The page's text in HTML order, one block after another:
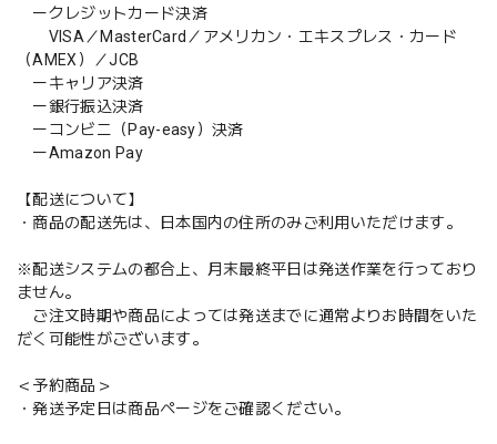
ークレジットカード決済
VISA／MasterCard／アメリカン・エキスプレス・カード
（AMEX）／JCB
ーキャリア決済
ー銀行振込決済
ーコンビニ（Pay-easy）決済
ーAmazon Pay
【配送について】
・商品の配送先は、日本国内の住所のみご利用いただけます。
※配送システムの都合上、月末最終平日は発送作業を行っており
ません。
ご注文時期や商品によっては発送までに通常よりお時間をいた
だく可能性がございます。
＜予約商品＞
・発送予定日は商品ページをご確認ください。